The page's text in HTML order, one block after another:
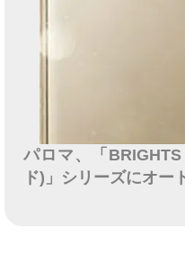
パロマ、「
ド)」シリーズにオー